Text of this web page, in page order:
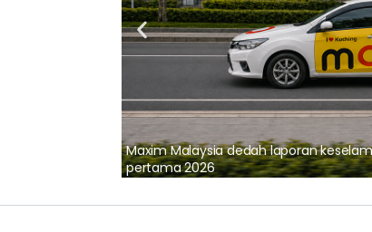
Maxim Malaysia dedah laporan
pertama 2026